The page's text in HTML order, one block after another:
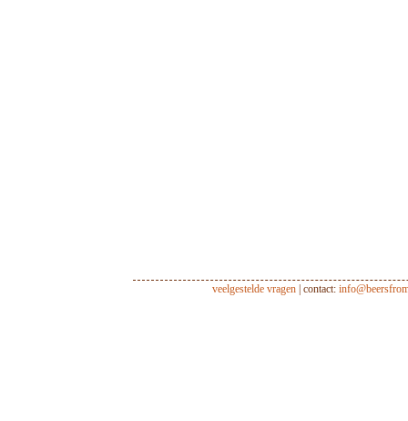
veelgestelde vragen | contact: